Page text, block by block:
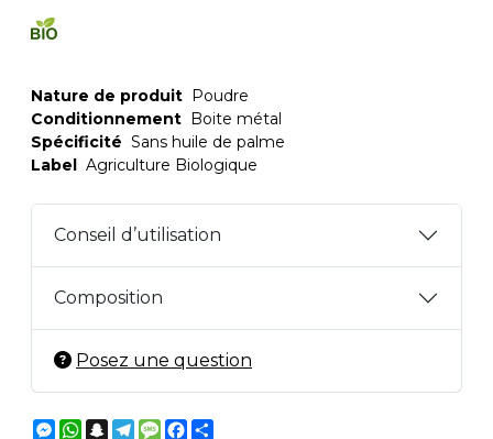
Nature de produit Poudre
Conditionnement Boite métal
Spécificité Sans huile de palme
Label Agriculture Biologique
Conseil d’utilisation
Composition
Posez une question
Messenger
WhatsApp
Snapchat
Telegram
MessageFacebook